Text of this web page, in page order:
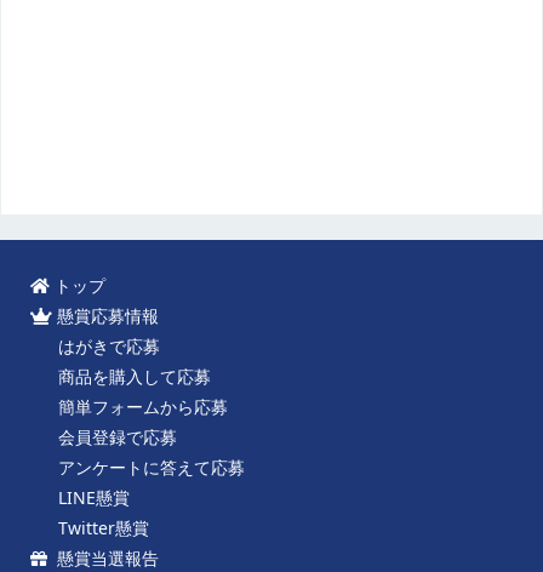
トップ
懸賞応募情報
はがきで応募
商品を購入して応募
簡単フォームから応募
会員登録で応募
アンケートに答えて応募
LINE懸賞
Twitter懸賞
懸賞当選報告